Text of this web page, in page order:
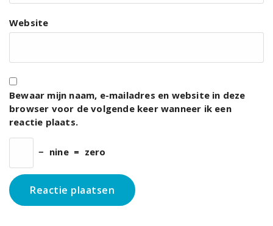
Website
Bewaar mijn naam, e-mailadres en website in deze
browser voor de volgende keer wanneer ik een
reactie plaats.
− nine = zero